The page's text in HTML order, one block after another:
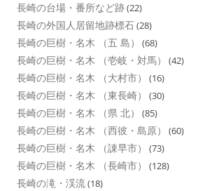
長崎の台場・番所など跡(22)
長崎の外国人居留地跡標石(28)
長崎の巨樹・名木 （五 島） (68)
長崎の巨樹・名木 （壱岐・対馬） (42)
長崎の巨樹・名木 （大村市） (16)
長崎の巨樹・名木 （東長崎） (30)
長崎の巨樹・名木 （県 北） (85)
長崎の巨樹・名木 （西彼・島原） (60)
長崎の巨樹・名木 （諌早市） (73)
長崎の巨樹・名木 （長崎市） (128)
長崎の滝・渓流(18)